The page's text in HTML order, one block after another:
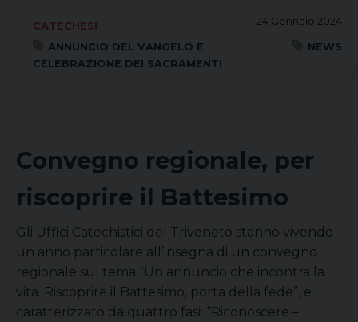
24 Gennaio 2024
CATECHESI
ANNUNCIO DEL VANGELO E
CELEBRAZIONE DEI SACRAMENTI
NEWS
Convegno regionale, per
riscoprire il Battesimo
Gli Uffici Catechistici del Triveneto stanno vivendo
un anno particolare all’insegna di un convegno
regionale sul tema “Un annuncio che incontra la
vita. Riscoprire il Battesimo, porta della fede”, e
caratterizzato da quattro fasi: “Riconoscere –